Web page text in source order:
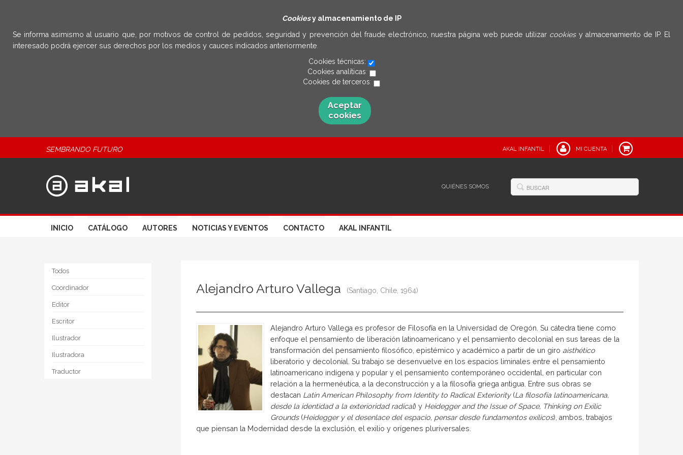
Cookiesy almacenamiento de IP
Se informa asimismo al usuario que, por motivos de control de pedidos, seguridad y prevención del fraude electrónico, nuestra página web puede utilizar cookies y almacenamiento de IP. El
interesado podrá ejercer sus derechos por los medios y cauces indicados anteriormente.
Cookies técnicas:
Cookies analíticas:
Cookies de terceros:
Aceptar
cookies
SEMBRANDO FUTURO AKAL INFANTIL MI CUENTA
QUIÉNES SOMOS
INICIO CATÁLOGO AUTORES NOTICIAS Y EVENTOS CONTACTO AKAL INFANTIL
Todos
Coordinador
Editor
Escritor
Ilustrador
Ilustradora
Traductor
Alejandro Arturo Vallega (Santiago, Chile, 1964)
Alejandro Arturo Vallega es profesor de Filosofía en la Universidad de Oregón. Su cátedra tiene como
enfoque el pensamiento de liberación latinoamericano y el pensamiento decolonial en sus tareas de la
transformación del pensamiento filosófico, epistémico y académico a partir de un giro aisthético
liberatorio y decolonial. Su trabajo se desenvuelve en los espacios liminales entre el pensamiento
latinoamericano indígena y popular y el pensamiento contemporáneo occidental, en particular con
relación a la hermenéutica, a la deconstrucción y a la filosofía griega antigua. Entre sus obras se
destacan Latin American Philosophy from Identity to Radical Exteriority(La filosofía latinoamericana,
desde la identidad a la exterioridad radical) y Heidegger and the Issue of Space, Thinking on Exilic
Grounds(Heidegger y el desenlace del espacio, pensar desde fundamentos exílicos), ambos, trabajos
que piensan la Modernidad desde la exclusión, el exilio y orígenes pluriversales.